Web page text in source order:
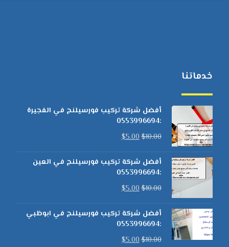
خدماتنا
أفضل شركة تركيب فورسيلنج في الفجيرة
:0553996694
$10.00
$5.00
أفضل شركة تركيب فورسيلنج في العين
:0553996694
$10.00
$5.00
أفضل شركة تركيب فورسيلنج في ابوظبي
:0553996694
$10.00
$5.00